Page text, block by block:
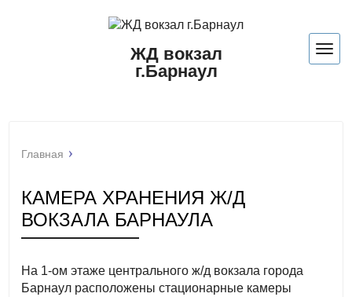
ЖД вокзал
г.Барнаул
Главная
КАМЕРА ХРАНЕНИЯ Ж/Д
ВОКЗАЛА БАРНАУЛА
На 1-ом этаже центрального ж/д вокзала города
Барнаул расположены стационарные камеры